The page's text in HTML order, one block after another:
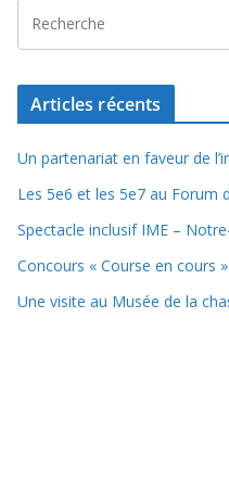
Articles récents
Un partenariat en faveur de
Les 5e6 et les 5e7 au Forum
Spectacle inclusif IME –
Concours « Course en cours
Une visite au Musée de la